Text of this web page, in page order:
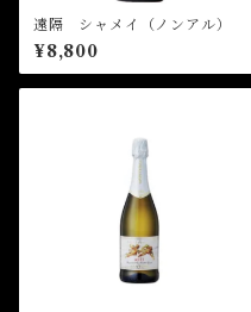
遠隔 シャメイ（ノンアル）
¥8,800